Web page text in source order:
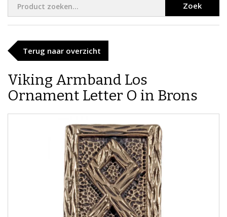
Zoek
Terug naar overzicht
Viking Armband Los
Ornament Letter O in Brons